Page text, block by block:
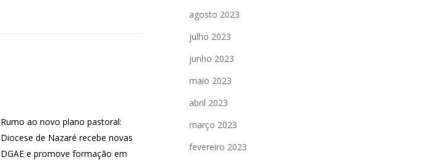
Rumo ao novo plano pastoral:
Diocese de Nazaré recebe novas
DGAE e promove formação em
agosto 2023
julho 2023
junho 2023
maio 2023
abril 2023
março 2023
fevereiro 2023